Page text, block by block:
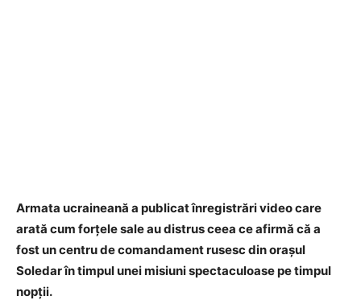
Armata ucraineană a publicat înregistrări video care
arată cum forțele sale au distrus ceea ce afirmă că a
fost un centru de comandament rusesc din orașul
Soledar în timpul unei misiuni spectaculoase pe timpul
nopții.